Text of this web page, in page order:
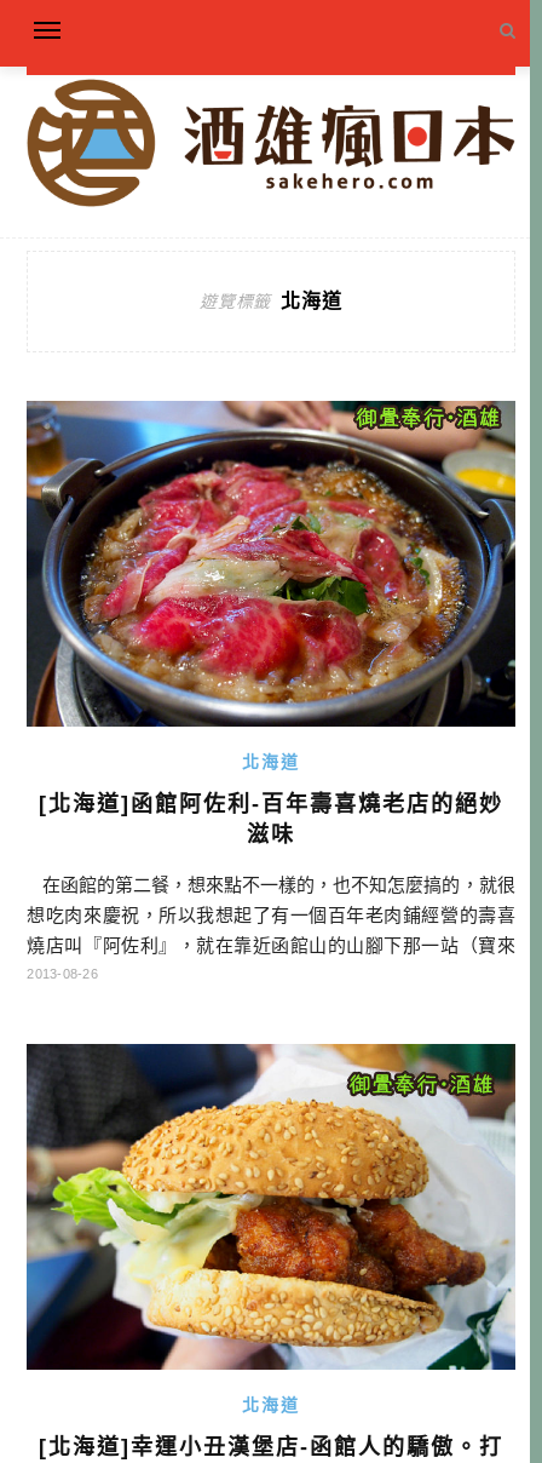
遊覽標籤 北海道
北海道
[北海道]函館阿佐利-百年壽喜燒老店的絕妙
滋味
在函館的第二餐，想來點不一樣的，也不知怎麼搞的，就很
想吃肉來慶祝，所以我想起了有一個百年老肉鋪經營的壽喜
燒店叫『阿佐利』，就在靠近函館山的山腳下那一站（寶來
町），馬上打電話過去問問看，雖沒預約還是順利進店了。
用料實在而聞名。今 […]…
2013-08-26
北海道
[北海道]幸運小丑漢堡店-函館人的驕傲。打